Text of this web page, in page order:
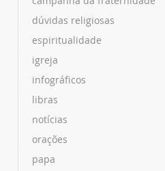
dúvidas religiosas
espiritualidade
igreja
infográficos
libras
notícias
orações
papa